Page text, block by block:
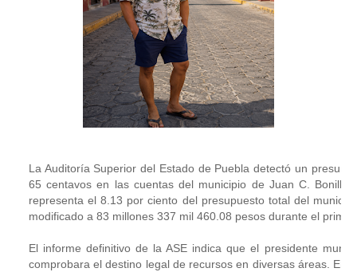
La Auditoría Superior del Estado de Puebla detectó un
65 centavos en las cuentas del municipio de Juan C. Bonilla
representa el 8.13 por ciento del presupuesto total del
modificado a 83 millones 337 mil 460.08 pesos durante el
El informe definitivo de la ASE indica que el presidente
comprobara el destino legal de recursos en diversas áreas.